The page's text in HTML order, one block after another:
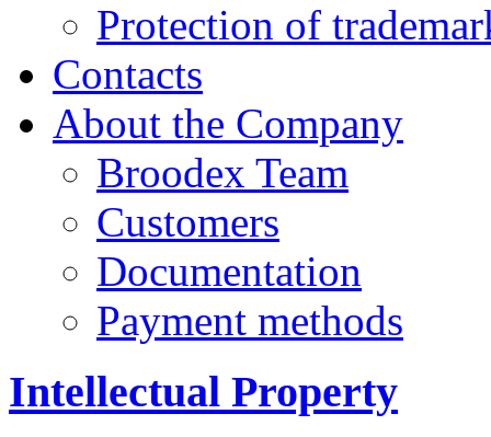
Protection of
Contacts
About the Company
Broodex Team
Customers
Documentation
Payment methods
Intellectual Property